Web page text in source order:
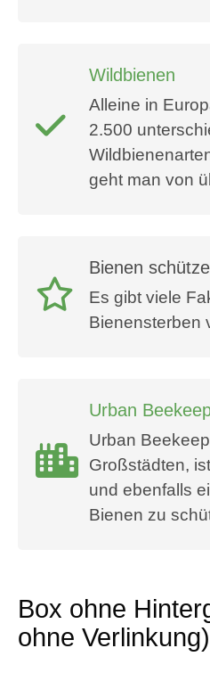
Wildbienen
Alleine in
2.500
geht man von
Bienen
Es gibt viele
Bienensterben
Urban
Urban
Großstädten,
und ebenfalls
Bienen zu
Box ohne
ohne Verlinkung)